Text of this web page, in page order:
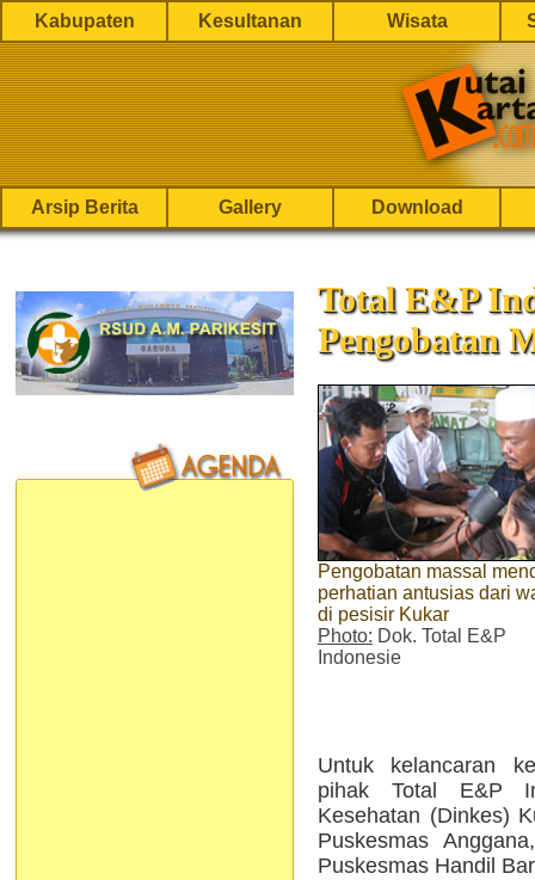
Kabupaten Kesultanan Wisata
Arsip Berita Gallery Download
Total E&P
Pengobatan
Pengobatan massal
perhatian antusias dari
di pesisir Kukar
Photo: Dok. Total E&P
Indonesie
Untuk kelancaran
pihak Total E&P
Kesehatan (Dinkes)
Puskesmas
Puskesmas Handil